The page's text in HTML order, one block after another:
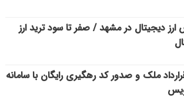
دیجیتال در مشهد / صفر تا سود ترید ارز
ملک و صدور کد رهگیری رایگان با سامانه